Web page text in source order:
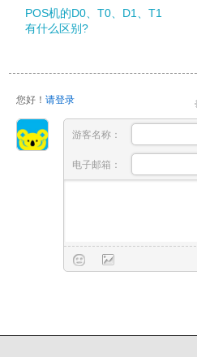
POS机的D0、T0、D1、T1
有什么区别?
您好！ 请登录
游客名称：
电子邮箱：